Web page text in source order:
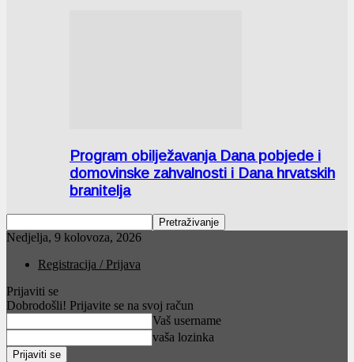
Program obilježavanja Dana pobjede i
domovinske zahvalnosti i Dana hrvatskih
branitelja
Nedjelja, 9 kolovoza, 2026
Registracija / Prijava
Prijaviti se
Dobrodošli! Prijavite se na svoj račun
Vaš username
vaša lozinka